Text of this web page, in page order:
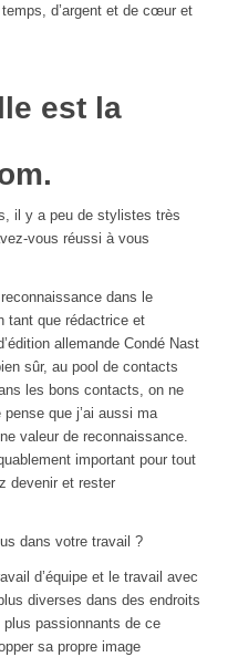
d’argent et de cœur et
est la
il y a peu de stylistes très
vous réussi à vous
dans le
tant que rédactrice et
allemande Condé Nast
sûr, au pool de contacts
les bons contacts, on ne
que j’ai aussi ma
valeur de reconnaissance.
important pour tout
devenir et rester
dans votre travail ?
d’équipe et le travail avec
diverses dans des endroits
passionnants de ce
sa propre image